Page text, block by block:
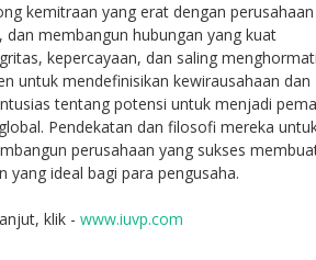
kemitraan yang erat dengan perusahaan
dan membangun hubungan yang kuat
kepercayaan, dan saling
untuk mendefinisikan kewirausahaan dan
tentang potensi untuk menjadi
Pendekatan dan filosofi mereka
perusahaan yang sukses
yang ideal bagi para pengusaha.
klik - www.iuvp.com